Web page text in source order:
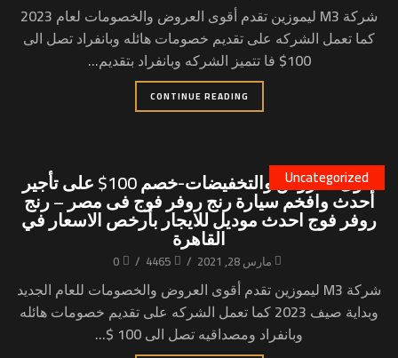
شركة M3 ليموزين تقدم أقوى العروض والخصومات لعام 2023
كما تعمل الشركه على تقديم خصومات هائله وبانفراد تصل الى
100$ فا تتميز الشركه وبانفراد بتقديم...
CONTINUE READING
Uncategorized أقوى العروض والتخفيضات-خصم 100$ على تأجير
أحدث وافخم سيارة رنج روفر فوج فى مصر – رنج
روفر فوج احدث موديل للايجار بأرخص الاسعار في
القاهرة
مارس 28, 2021 /
4465
/
0
شركة M3 ليموزين تقدم أقوى العروض والخصومات للعام الجديد
وبداية صيف 2023 كما تعمل الشركه على تقديم خصومات هائله
وبانفراد ومصداقيه تصل الى 100 $...